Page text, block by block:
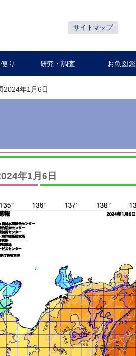
サイトマップ
り 研究・調査 お魚図鑑
2024年1月6日
年1月6日